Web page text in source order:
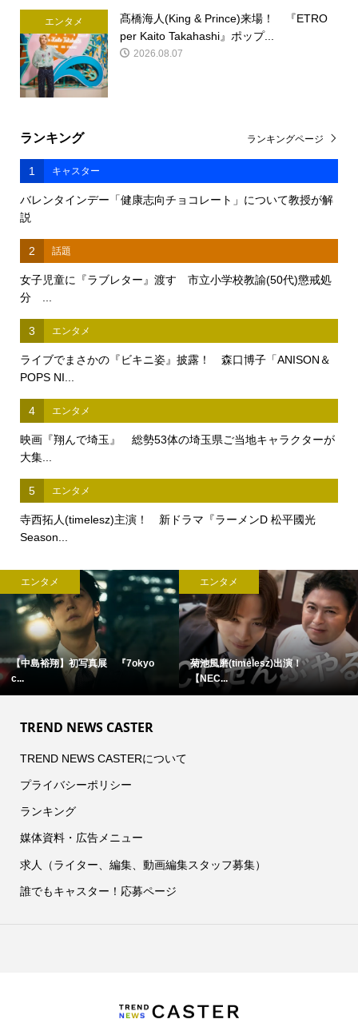
エンタメ
髙橋海人(King & Prince)来場！ 『ETRO
per Kaito Takahashi』ポップ...
2026.08.07
ランキング
1 キャスター
バレンタインデー「健康志向チョコレート」について教授が解
説
2 話題
女子児童に『ラブレター』渡す 市立小学校教諭(50代)懲戒処
分 ...
3 エンタメ
ライブでまさかの『ビキニ姿』披露！ 森口博子「ANISON＆
POPS NI...
4 エンタメ
映画『翔んで埼玉』 総勢53体の埼玉県ご当地キャラクターが
大集...
5 エンタメ
寺西拓人(timelesz)主演！ 新ドラマ『ラーメンD 松平國光
Season...
ランキングページ
エンタメ
【中島裕翔】初写真展 『7okyo
c...
エンタメ
菊池風磨(timelesz)出演！
【NEC...
TREND NEWS CASTER
TREND NEWS CASTERについて
プライバシーポリシー
ランキング
媒体資料・広告メニュー
求人（ライター、編集、動画編集スタッフ募集）
誰でもキャスター！応募ページ